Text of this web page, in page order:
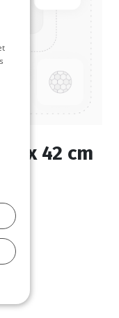
x 42 cm